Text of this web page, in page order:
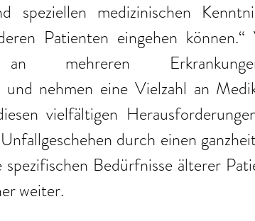
speziellen medizinischen
Patienten eingehen
mehreren
und nehmen eine Vielzahl an
vielfältigen
durch einen
Bedürfnisse älterer
weiter.